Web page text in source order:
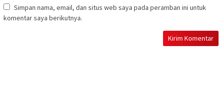
Simpan nama, email, dan situs web saya pada peramban ini untuk
komentar saya berikutnya.